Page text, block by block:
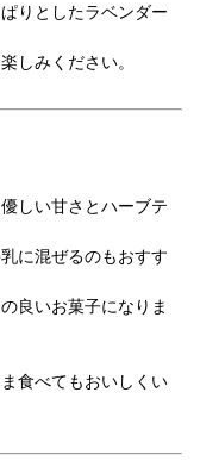
りとしたラベンダー
しみください。
しい甘さとハーブテ
に混ぜるのもおすす
良いお菓子になりま
食べてもおいしくい